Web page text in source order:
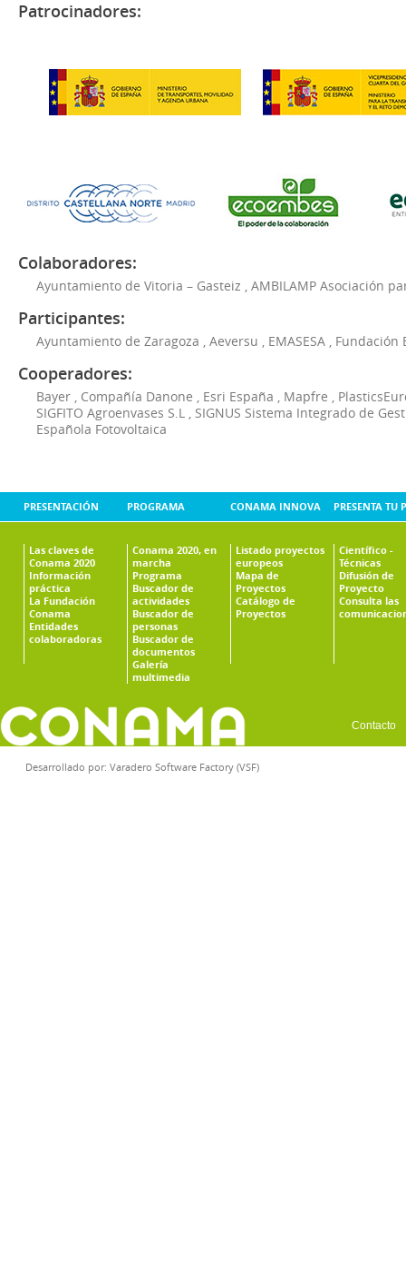
Patrocinadores:
Colaboradores:
Ayuntamiento de Vitoria – Gasteiz AMBILAMP Asociación
Participantes:
Ayuntamiento de Zaragoza Aeversu EMASESA Fundación
Cooperadores:
Bayer Compañía Danone Esri España Mapfre
SIGFITO Agroenvases S.L
SIGNUS Sistema Integrado de
Española Fotovoltaica
PRESENTACIÓN
Las claves de
Conama 2020
Información
práctica
La Fundación
Conama
Entidades
colaboradoras
PROGRAMA
Conama 2020, en
marcha
Programa
Buscador de
actividades
Buscador de
personas
Buscador de
documentos
Galería
multimedia
CONAMA INNOVA
Listado proyectos
europeos
Mapa de
Proyectos
Catálogo de
Proyectos
PRESENTA TU
Científico -
Técnicas
Difusión de
Proyecto
Consulta las
Contacto
Desarrollado por: Varadero Software Factory (VSF)